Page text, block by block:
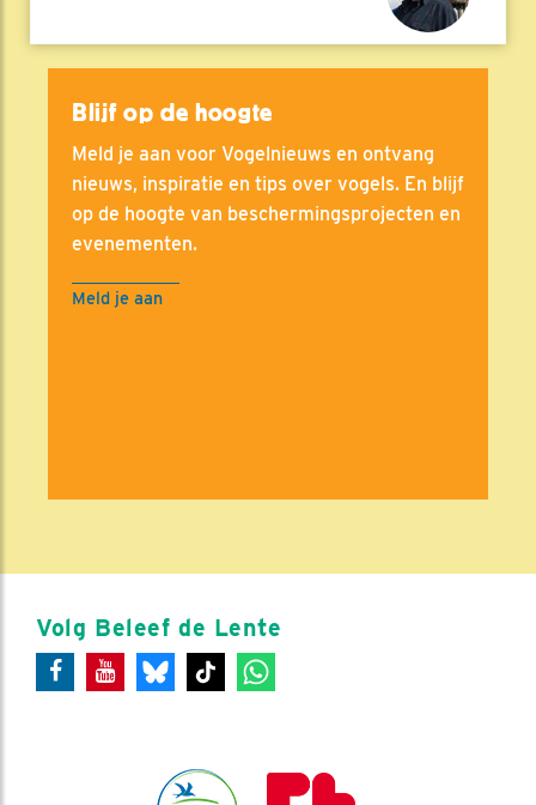
Blijf op de hoogte
Meld je aan voor Vogelnieuws en ontvang
nieuws, inspiratie en tips over vogels. En blijf
op de hoogte van beschermingsprojecten en
evenementen.
Meld je aan
Volg Beleef de Lente